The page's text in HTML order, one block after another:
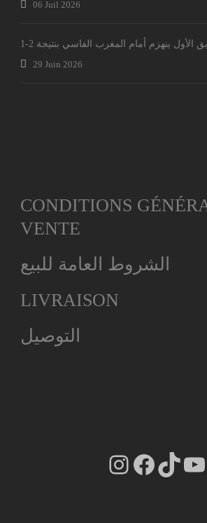
06 Juil 2026
الأول ينهزم أمام المغرب الفاسي بنتيجة 2-1
29 Juin 2026
CONDITIONS
VENTE
الشروط العامة للبيع
LIVRAISON
التوصيل
Instagram